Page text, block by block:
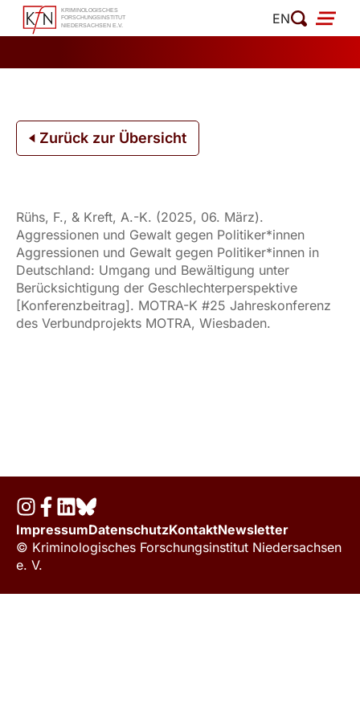
Zum
Inhalt
EN
Zurück zur Übersicht
Rühs, F., & Kreft, A.-K. (2025, 06. März).
Aggressionen und Gewalt gegen Politiker*innen
Aggressionen und Gewalt gegen Politiker*innen in
Deutschland: Umgang und Bewältigung unter
Berücksichtigung der Geschlechterperspektive
[Konferenzbeitrag]. MOTRA-K #25 Jahreskonferenz
des Verbundprojekts MOTRA, Wiesbaden.
ImpressumDatenschutzKontaktNewsletter
© Kriminologisches Forschungsinstitut Niedersachsen
e. V.